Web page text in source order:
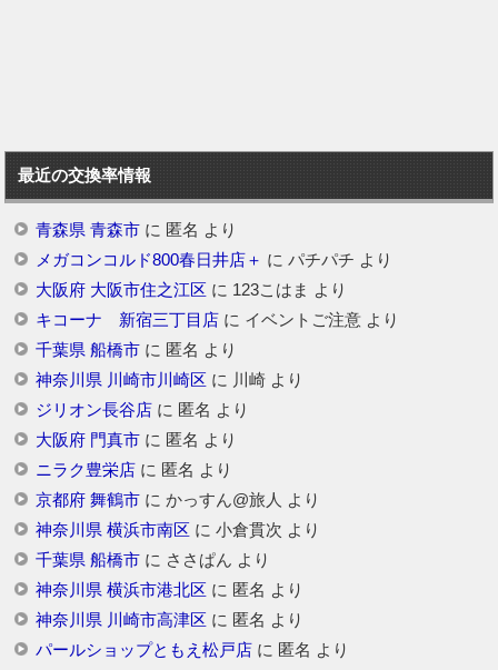
最近の交換率情報
青森県 青森市に 匿名 より
メガコンコルド800春日井店＋ に パチパチ より
大阪府 大阪市住之江区 に 123こはま より
キコーナ 新宿三丁目店に イベントご注意より
千葉県 船橋市に 匿名 より
神奈川県 川崎市川崎区 に 川崎より
ジリオン長谷店に 匿名 より
大阪府 門真市に 匿名 より
ニラク豊栄店に 匿名 より
京都府 舞鶴市に かっすん@旅人 より
神奈川県 横浜市南区 に 小倉貫次 より
千葉県 船橋市に ささぱん より
神奈川県 横浜市港北区 に 匿名 より
神奈川県 川崎市高津区 に 匿名 より
パールショップともえ松戸店に 匿名 より